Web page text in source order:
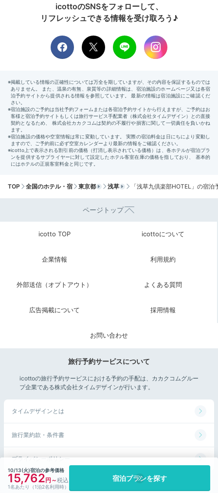
2日目
Morning
06:30 宿周辺
昼間とは違う
朝の浅草に興奮
早起きして人の少ない浅草の表情を楽しむのも乙なも
っている時間帯だけに楽しめる秘密の光景。誰もいない
__m.yukosu__
Breakfast
08:00
季節の食材が楽しめる
10/13(火)宿泊の参考価格
15,762
1名あたり（1泊2名利用時）
宿泊プランを探す
icottoのSNSをフォローして、
リフレッシュできる情報を受け取ろう♪
TOP 全国のホテル・宿 東京都 浅草 「浅草九倶楽部HOTEL」の宿泊
ページトップ
icotto TOP icottoについて
企業情報 利用規約
外部送信（オプトアウト） よくある質問
広告掲載について 採用情報
お問い合わせ
旅行予約サービスについて
icottoの旅行予約サービスにおける予約の手配は、カカクコムグルー
プ企業である株式会社タイムデザインが行います。
タイムデザインとは
旅行業約款・条件書
プライバシーポリシー
©Kakaku.com, Inc. All Rights Reserved.